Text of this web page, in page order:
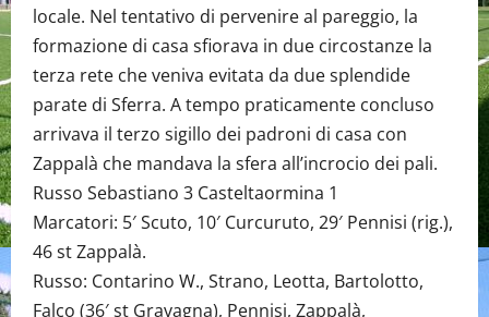
locale. Nel tentativo di pervenire al pareggio, la
formazione di casa sfiorava in due circostanze la
terza rete che veniva evitata da due splendide
parate di Sferra. A tempo praticamente concluso
arrivava il terzo sigillo dei padroni di casa con
Zappalà che mandava la sfera all’incrocio dei pali.
Russo Sebastiano 3 Casteltaormina 1
Marcatori: 5′ Scuto, 10′ Curcuruto, 29′ Pennisi (rig.),
46 st Zappalà.
Russo: Contarino W., Strano, Leotta, Bartolotto,
Falco (36′ st Gravagna), Pennisi, Zappalà,